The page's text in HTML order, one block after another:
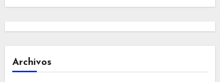
Archivos